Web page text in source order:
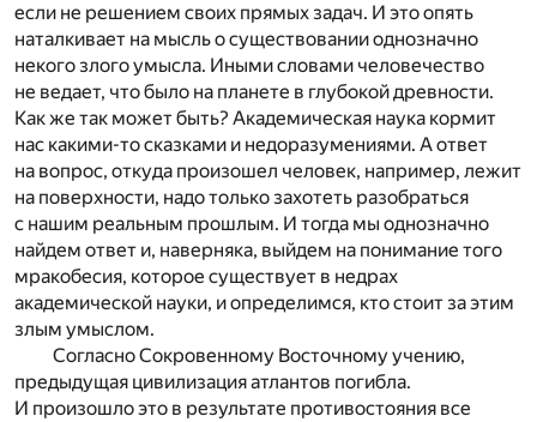
если не решением своих прямых задач. И это опять
наталкивает на мысль о существовании однозначно
некого злого умысла. Иными словами человечество
не ведает, что было на планете в глубокой древности.
Как же так может быть? Академическая наука кормит
нас какими-то сказками и недоразумениями. А ответ
на вопрос, откуда произошел человек, например, лежит
на поверхности, надо только захотеть разобраться
с нашим реальным прошлым. И тогда мы однозначно
найдем ответ и, наверняка, выйдем на понимание того
мракобесия, которое существует в недрах
академической науки, и определимся, кто стоит за этим
злым умыслом.
Согласно Сокровенному Восточному учению,
предыдущая цивилизация атлантов погибла.
И произошло это в результате противостояния все